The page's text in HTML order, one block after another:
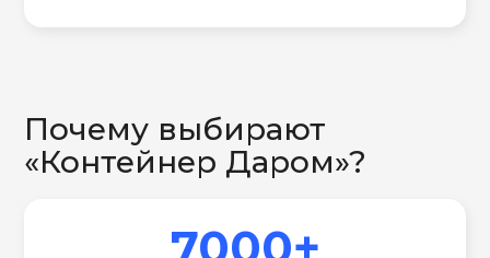
Почему выбирают
«Контейнер Даром»?
7000+